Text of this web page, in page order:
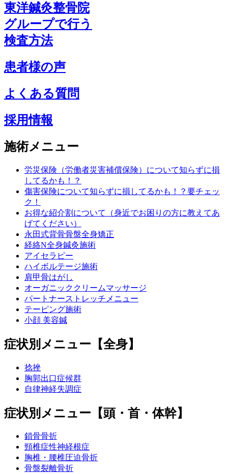
東洋鍼灸整骨院
グループで行う
検査方法
患者様の声
よくある質問
採用情報
施術メニュー
労災保険（労働者災害補償保険）について知らずに損
してるかも！？
傷害保険について知らずに損してるかも！？要チェッ
ク！
お得な紹介割について（身近でお困りの方に教えてあ
げてください）
永田式背骨骨盤全身矯正
経絡N全身鍼灸施術
アイセラピー
ハイボルテージ施術
肩甲骨はがし
オーガニッククリームマッサージ
パートナーストレッチメニュー
テーピング施術
小顔 美容鍼
症状別メニュー【全身】
捻挫
胸郭出口症候群
自律神経失調症
症状別メニュー【頭・首・体幹】
鎖骨骨折
頸椎症性神経根症
胸椎・腰椎圧迫骨折
骨盤裂離骨折